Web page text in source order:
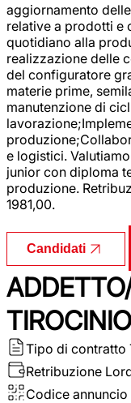
aggiornamento
relative a prodotti e
quotidiano alla
realizzazione delle
del configuratore
materie prime,
manutenzione di
e logistici.
junior con diploma
produzione.
1981,00.
Candidati
TIROCINIO
Tipo di contratto
Retribuzione
Codice annuncio